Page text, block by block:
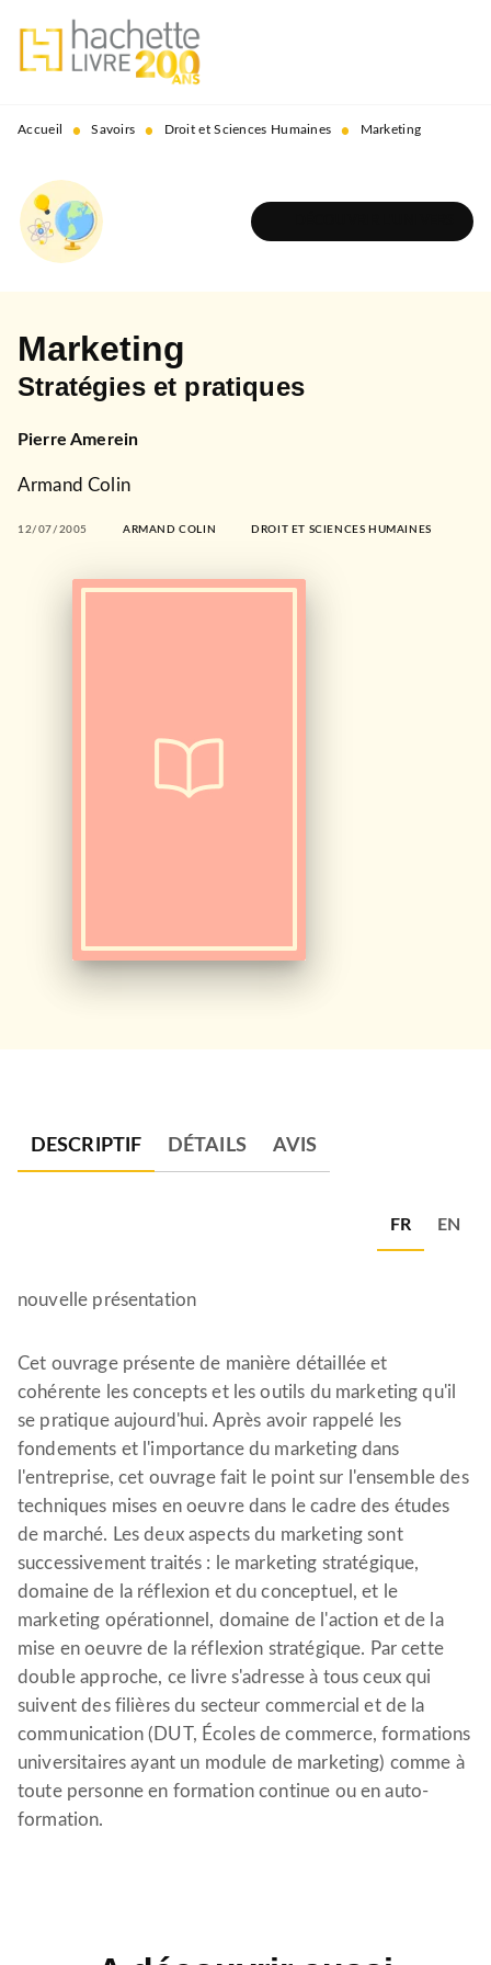
MENU RECHERCHE
PIED DE PAGE
Accueil • Savoirs • Droit et Sciences Humaines • Marketing
Marketing
Stratégies et pratiques
Pierre Amerein
Armand Colin
12/07/2005 ARMAND COLIN DROIT ET SCIENCES HUMAINES
DESCRIPTIF DÉTAILS AVIS
FR EN
nouvelle présentation
Cet ouvrage présente de manière détaillée et
cohérente les concepts et les outils du marketing qu'il
se pratique aujourd'hui. Après avoir rappelé les
fondements et l'importance du marketing dans
l'entreprise, cet ouvrage fait le point sur l'ensemble des
techniques mises en oeuvre dans le cadre des études
de marché. Les deux aspects du marketing sont
successivement traités : le marketing stratégique,
domaine de la réflexion et du conceptuel, et le
marketing opérationnel, domaine de l'action et de la
mise en oeuvre de la réflexion stratégique. Par cette
double approche, ce livre s'adresse à tous ceux qui
suivent des filières du secteur commercial et de la
communication (DUT, Écoles de commerce, formations
universitaires ayant un module de marketing) comme à
toute personne en formation continue ou en auto-
formation.